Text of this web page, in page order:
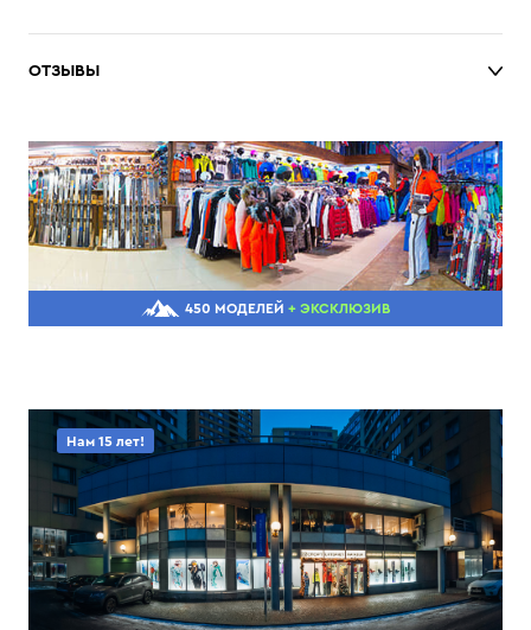
ОТЗЫВЫ
450 МОДЕЛЕЙ + ЭКСКЛЮЗИВ
Нам 15 лет!